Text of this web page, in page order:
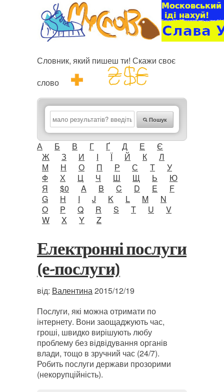
Словник, який пишеш ти! Скажи своє
слово
Пошук
А Б В Г Ґ Д Е
Є
Ж
З И І Ї Й К
Л
М
Н О П Р С Т
У
Ф
Х Ц Ч Ш Щ Ь
Ю
Я
$0 A B C D E
F
G
H I J K L M
N
O
P Q R S T U
V
W
X Y Z
Електронні послуги
(е-послуги)
від: Валентина2015/12/19
Послуги, які можна отримати по
інтернету. Вони заощаджують час,
гроші, швидко вирішують любу
проблему без відвідування органів
влади, тощо в зручний час (24/7).
Робить послуги держави прозорими
(некорупційність).